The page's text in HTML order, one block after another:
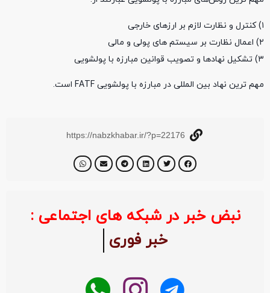
۱) کنترل و نظارت لازم بر ارزهای خارجی
۲) اعمال نظارت بر سیستم های پولی و مالی
۳) تشکیل نهادها و تصویب قوانین مبارزه با پولشویی
مهم ترین نهاد بین المللی در مبارزه با پولشویی FATF است.
https://nabzkhabar.ir/?p=22176
نبض خبر در شبکه های اجتماعی :
خبر فوری